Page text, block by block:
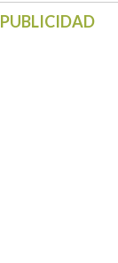
PUBLICIDAD